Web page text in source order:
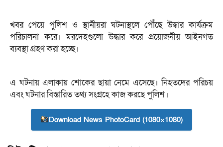
খবর পেয়ে পুলিশ ও স্থানীয়রা ঘটনাস্থলে পৌঁছে উদ্ধার কার্যক্রম
পরিচালনা করে। মরদেহগুলো উদ্ধার করে প্রয়োজনীয় আইনগত
ব্যবস্থা গ্রহণ করা হচ্ছে।
এ ঘটনায় এলাকায় শোকের ছায়া নেমে এসেছে। নিহতদের পরিচয়
এবং ঘটনার বিস্তারিত তথ্য সংগ্রহে কাজ করছে পুলিশ।
Download News PhotoCard (1080×1080)